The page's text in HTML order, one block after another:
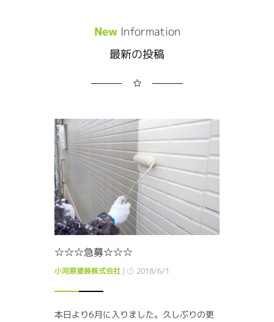
NewInformation
最新の投稿
☆☆☆急募☆☆☆
小河原塗装株式会社 | 2018/6/1
本日より6月に入りました。久しぶりの更